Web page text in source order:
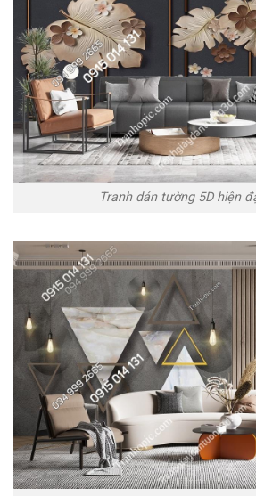
Tranh dán tường 5D hiện